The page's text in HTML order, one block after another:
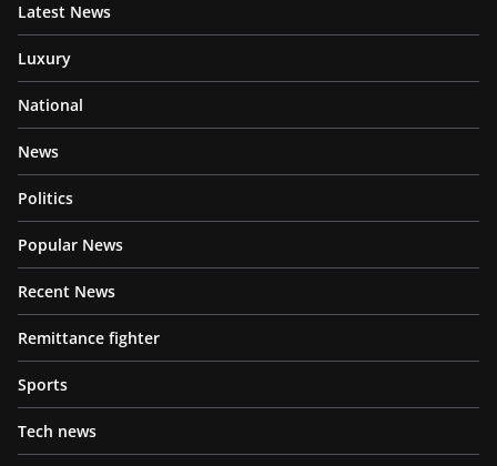
Latest News
Luxury
National
News
Politics
Popular News
Recent News
Remittance fighter
Sports
Tech news